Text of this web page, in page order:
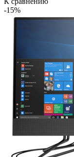
-15%